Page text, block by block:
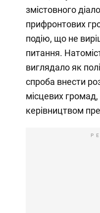
змістовного
прифронтових
подію, що не
питання.
виглядало як
спроба внести
місцевих громад,
керівництвом